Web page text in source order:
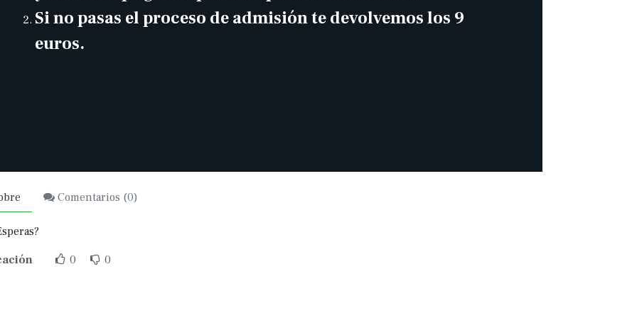
Si no pasas el proceso de admisión te devolvemos los 9
euros.
Comentarios (0)
0 0